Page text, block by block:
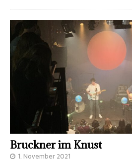
Bruckner im Knust
1. November 2021